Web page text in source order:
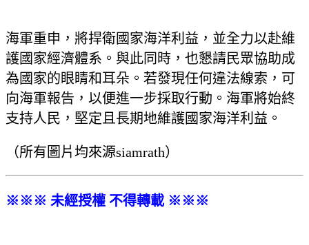
海軍重申，將捍衛國家海洋利益，並全力以赴維
護國家經濟體系。與此同時，也懇請民眾協助成
為國家的眼睛和耳朵。若發現任何違法線索，可
向海軍報告，以便進一步採取行動。海軍將始終
支持人民，堅定且長期地維護國家海洋利益。
（所有圖片均來源siamrath）
※※※ 未經授權 不得轉載 ※※※